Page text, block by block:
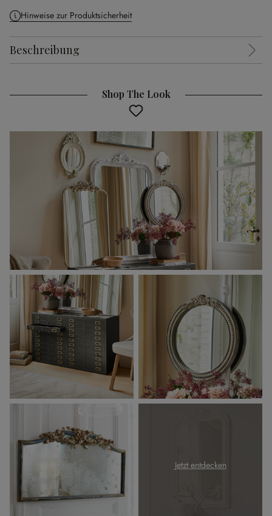
Hinweise zur Produktsicherheit
Beschreibung
Shop The Look
Jetzt entdecken